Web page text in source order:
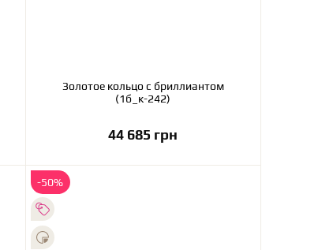
Золотое кольцо с бриллиантом
(1б_к-242)
44 685 грн
В корзину
-50%